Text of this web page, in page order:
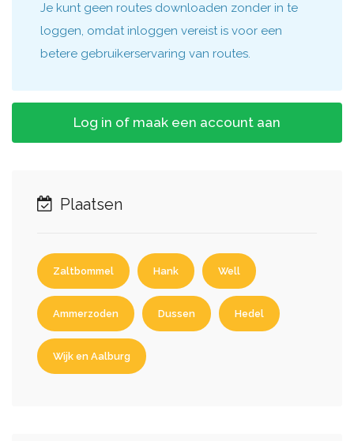
Je kunt geen routes downloaden zonder in te
loggen, omdat inloggen vereist is voor een
betere gebruikerservaring van routes.
Log in of maak een account aan
Plaatsen
Zaltbommel Hank Well
Ammerzoden Dussen Hedel
Wijk en Aalburg